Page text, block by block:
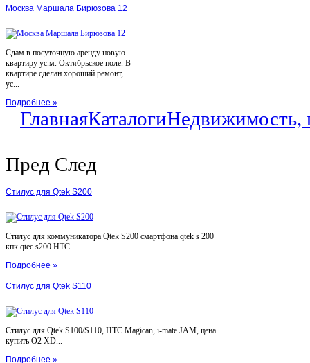
Москва Маршала Бирюзова 12
Сдам в посуточную аренду новую
квартиру ус.м. Октябрьское поле. В
квартире сделан хороший ремонт,
ус...
Подробнее »
ГлавнаяКаталогиНедвижимость,
Пред След
Стилус для Qtek S200
Стилус для коммуникатора Qtek S200 смартфона qtek s 200
кпк qtec s200 HTC...
Подробнее »
Стилус для Qtek S110
Стилус для Qtek S100/S110, HTC Magican, i-mate JAM, цена
купить O2 XD...
Подробнее »